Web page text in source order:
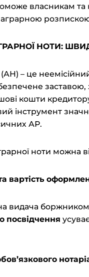
власникам та
НОТИ: Ш
– це
заставою,
кошти
інструмент
АР.
ноти можна
вартість
видача боржником
посвідчення